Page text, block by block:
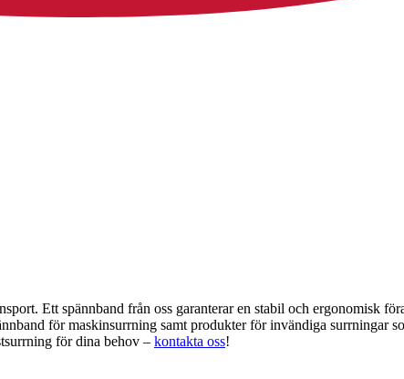
Ett spännband från oss garanterar en stabil och ergonomisk
för maskinsurrning samt produkter för invändiga surrningar
för dina behov – kontakta oss!